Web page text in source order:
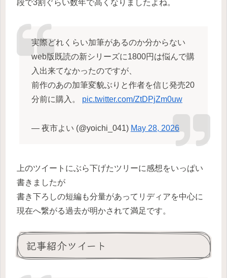
段で3割ぐらい数年で高くなりましたよね。
実際どれくらい加筆があるのか分からない
web版既読の新シリーズに1800円は悩んで購
入出来てなかったのですが、
前作のあの加筆変貌ぶりと作者を信じ発売20
分前に購入。 pic.twitter.com/ZtDPjZm0uw
— 夜市よい (@yoichi_041) May 28, 2026
上のツイートにぶら下げたツリーに感想をいっぱい
書きましたが
書き下ろしの短編も分量があってリディアを中心に
現在へ繋がる過去が明かされて満足です。
記事紹介ツイート